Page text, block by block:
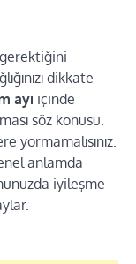
dikkate
ayı içinde
söz konusu.
yormamalısınız.
anlamda
iyileşme